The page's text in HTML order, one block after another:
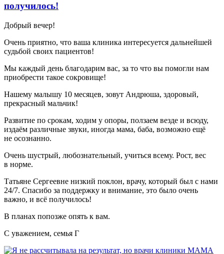
получилось!
Добрый вечер!
Очень приятно, что ваша клиника интересуется дальнейшей
судьбой своих пациентов!
Мы каждый день благодарим вас, за то что вы помогли нам
приобрести такое сокровище!
Нашему малышу 10 месяцев, зовут Андрюша, здоровый,
прекрасный мальчик!
Развитие по срокам, ходим у опоры, ползаем везде и всюду,
издаём различные звуки, иногда мама, баба, возможно ещё
не осознанно.
Очень шустрый, любознательный, учиться всему. Рост, вес
в норме.
Татьяне Сергеевне низкий поклон, врачу, который был с нами
24/7. Спасибо за поддержку и внимание, это было очень
важно, и всё получилось!
В планах попозже опять к вам.
С уважением, семья Г